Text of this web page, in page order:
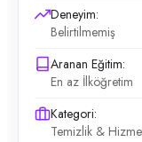
Deneyim:
Belirtilmemiş
Aranan Eğitim:
En az İlköğretim
Kategori:
Temizlik &